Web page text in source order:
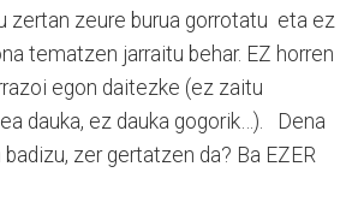
zertan zeure burua gorrotatu eta ez
tematzen jarraitu behar. EZ horren
egon daitezke (ez zaitu
dauka, ez dauka gogorik…).
Dena
zer gertatzen da? Ba EZER